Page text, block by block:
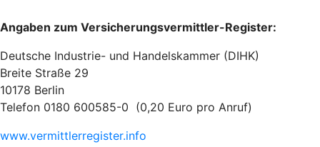
Angaben zum Versicherungsvermittler-Register:
Deutsche Industrie- und Handelskammer (DIHK)
Breite Straße 29
10178 Berlin
Telefon 0180 600585-0 (0,20 Euro pro Anruf)
www.vermittlerregister.info